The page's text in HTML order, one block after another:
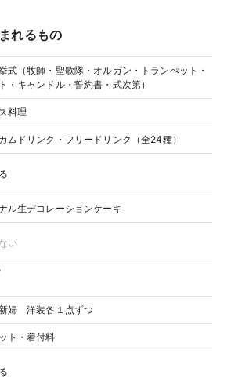
れるもの
式（牧師・聖歌隊・オルガン・トランぺット・
・キャンドル・誓約書・式次第）
料理
ムドリンク・フリードリンク（全24種）
ル生デコレーションケーキ
い
婦 洋装各１点ずつ
ト・着付料